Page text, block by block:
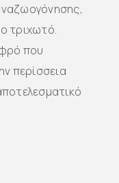
τριχωτό.
που
περίσσεια